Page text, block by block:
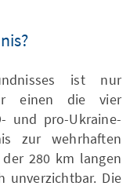
ist nur
einen die vier
und pro-Ukraine-
zur wehrhaften
280 km langen
unverzichtbar. Die